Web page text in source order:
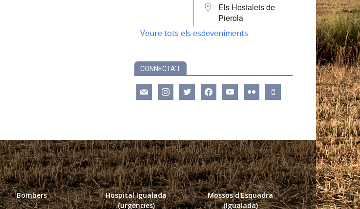
Els Hostalets de
Pierola
Veure tots els esdeveniments
CONNECTA’T
mail instagramtwitter facebookyoutube flickr mobile
Bombers
112
Hospital Igualada
(urgències)
Mossos d'Esquadra
(Igualada)